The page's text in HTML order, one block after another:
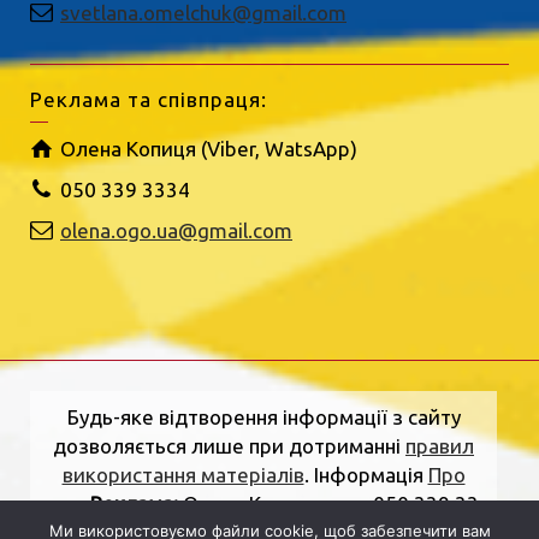
svetlana.omelchuk@gmail.com
Реклама та співпраця:
Олена Копиця (Viber, WatsApp)
050 339 3334
olena.ogo.ua@gmail.com
Будь-яке відтворення інформації з сайту
дозволяється лише при дотриманні правил
використання матеріалів. Інформація Про
нас.Реклама:Олена Копиця, тел. 050 339 33
34
olena.ogo.ua@gmail.com.Адреса
Ми використовуємо файли cookie, щоб забезпечити вам